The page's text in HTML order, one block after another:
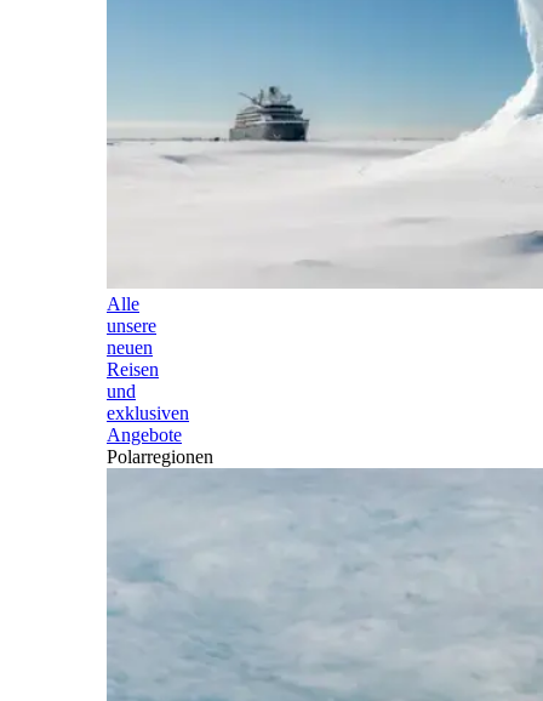
Alle
unsere
neuen
Reisen
und
exklusiven
Angebote
Polarregionen